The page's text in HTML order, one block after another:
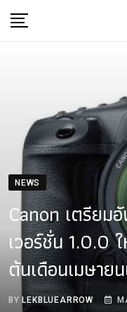
to
NEWS
Canon เตรียม
เวอร์ชั่น 1.0.0
ต้นเดือนเมษาย
BYLEKBLUEARROW